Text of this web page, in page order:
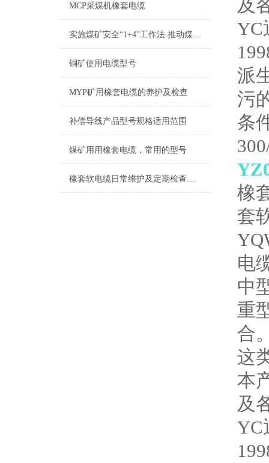
MCP采煤机橡套电缆
实施煤矿安全“1+4”工作法 推动煤矿安全发展
铜矿使用电缆型号
MYP矿用橡套电缆的养护及检查
补偿导线产品型号规格适用范围
煤矿用用橡套电缆，常用的型号
橡套软电缆日常维护及定期检查故障
及
YC
派
污
条
橡
套
电
中
重
合
这
本
及
YC